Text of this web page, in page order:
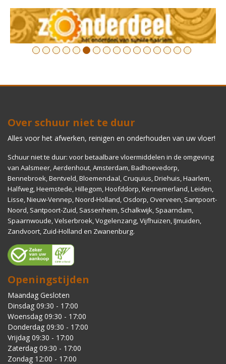
13141516
Over schuur niet te duur
Alles voor het afwerken, reinigen en onderhouden van uw vloer!
Schuur niet te duur: voor betaalbare vloermiddelen in de omgeving
van Aalsmeer, Aerdenhout, Amsterdam, Badhoevedorp,
Bennebroek, Bentveld, Bloemendaal, Cruquius, Driehuis, Haarlem,
Halfweg, Heemstede, Hillegom, Hoofddorp, Kennemerland, Leiden,
Lisse, Nieuw-Vennep, Noord-Holland, Osdorp, Overveen, Santpoort-
Noord, Santpoort-Zuid, Sassenheim, Schalkwijk, Spaarndam,
Spaarnwoude, Velserbroek, Vogelenzang, Vijfhuizen, IJmuiden,
Zandvoort, Zuid-Holland en Zwanenburg.
Openingstijden
Maandag Gesloten
Dinsdag 09:30 - 17:00
Woensdag 09:30 - 17:00
Donderdag 09:30 - 17:00
Vrijdag 09:30 - 17:00
Zaterdag 09:30 - 17:00
Zondag 12:00 - 17:00